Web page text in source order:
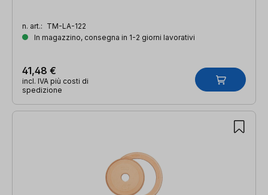
n. art.: TM-LA-122
In magazzino, consegna in 1-2 giorni lavorativi
41,48 €
incl. IVA più costi di
spedizione